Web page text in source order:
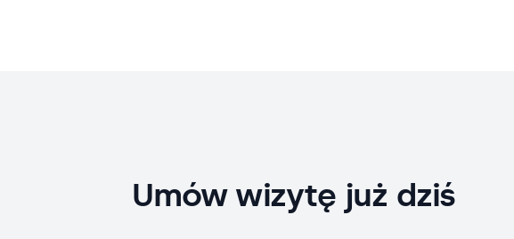
Umów wizytę już dziś